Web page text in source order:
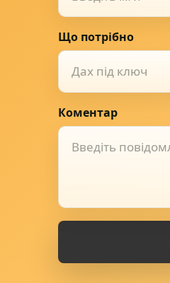
Що потрібно
Дах під ключ
Коментар